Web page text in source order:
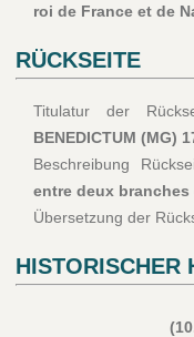
roi de France et de
RÜCKSEITE
Titulatur der
BENEDICTUM (MG)
Beschreibung
entre deux branches
Übersetzung der
HISTORISCHER